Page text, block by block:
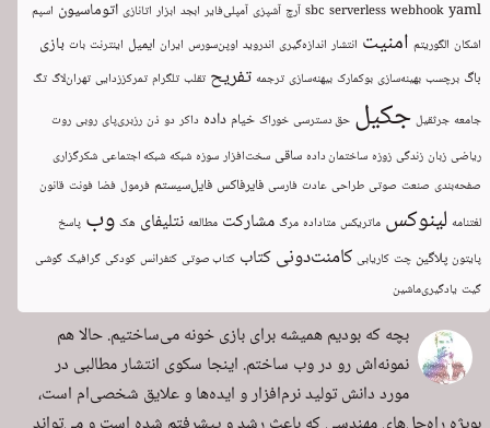
sbc serverless webhook yaml آرچ آشپزی آمپلی‌فایر ابجد ابزار اتانازی اتوماسیون اسپم
اشکان الگوریتم امنیت انتشار اندازه‌گیری اندروید اوپن‌سورس ایران ایمیل اینترنت بات بازی
باگ برچسب بهینه‌سازی بوکمارک بیهنه‌سازی ترجمه تفریح تقلب تلگرام تمرکززدایی تهران‌لاگ تگ
جامعه جرثقیل جکیل حق دسترسی خوراک خیام داده داکر دو ذن رزبری‌پای روبی روت
ریاضی زبان زندگی زوزه ساختمان داده ساقی سخت‌افزار سوزه شبکه شبکه اجتماعی شکرگزاری
صفحه‌بندی صنعت صوتی طراحی عادت فارسی فایرفاکس فایل‌سیستم فرمول فضا فونت قانون
لغتنامه لینوکس ماتریکس متاداده مرگ مشارکت مطالعه نتلیفای هک وب پاسخ
پایتون پلاگین چت کاریابی کامنت‌دونیکتاب کتاب صوتی کنفرانس کودکی گرافیک گوشی
گیت یادگیری‌ماشین
بچه که بودیم همیشه برای بازی خونه می‌ساختیم. حالا هم
نمونه‌اش رو در وب ساختم. اینجا سکوی انتشار مطالبی در
مورد دانش تولید نرم‌افزار و ایده‌ها و علایق شخصی‌ام است،